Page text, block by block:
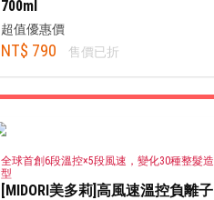
700ml
超值優惠價
NT$ 790 售價已折
全球首創6段溫控×5段風速，變化30種整髮造
型
[MIDORI美多莉]高風速溫控負離子